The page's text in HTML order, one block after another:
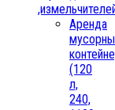
Аренда
(120
л,
240,